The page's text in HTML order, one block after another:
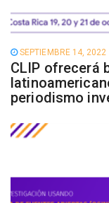
SEPTIEMBRE 14, 2022
CLIP ofrecerá
periodismo